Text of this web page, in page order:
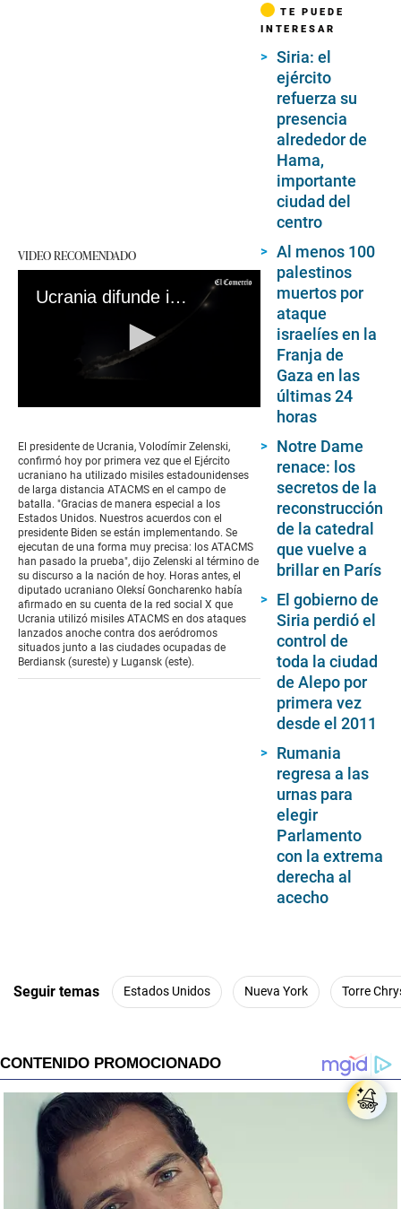
VIDEO RECOMENDADO
Ucrania difunde imágenes del lanzamiento de ATACMS estadounidenses
of
21
seconds
El presidente de Ucrania, Volodímir Zelenski,
confirmó hoy por primera vez que el Ejército
ucraniano ha utilizado misiles estadounidenses
de larga distancia ATACMS en el campo de
batalla. "Gracias de manera especial a los
Estados Unidos. Nuestros acuerdos con el
presidente Biden se están implementando. Se
ejecutan de una forma muy precisa: los ATACMS
han pasado la prueba", dijo Zelenski al término de
su discurso a la nación de hoy. Horas antes, el
diputado ucraniano Oleksí Goncharenko había
afirmado en su cuenta de la red social X que
Ucrania utilizó misiles ATACMS en dos ataques
lanzados anoche contra dos aeródromos
situados junto a las ciudades ocupadas de
Berdiansk (sureste) y Lugansk (este).
TE PUEDE
INTERESAR
Siria: el
ejército
refuerza su
presencia
alrededor de
Hama,
importante
ciudad del
centro
Al menos 100
palestinos
muertos por
ataque
israelíes en la
Franja de
Gaza en las
últimas 24
horas
Notre Dame
renace: los
secretos de la
reconstrucción
de la catedral
que vuelve a
brillar en París
El gobierno de
Siria perdió el
control de
toda la ciudad
de Alepo por
primera vez
desde el 2011
Rumania
regresa a las
urnas para
elegir
Parlamento
con la extrema
derecha al
acecho
Seguir temas Estados Unidos Nueva York Torre